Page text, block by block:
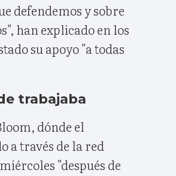
defendemos y sobre
han explicado en los
su apoyo "a todas
trabajaba
dónde el
a través de la red
"después de